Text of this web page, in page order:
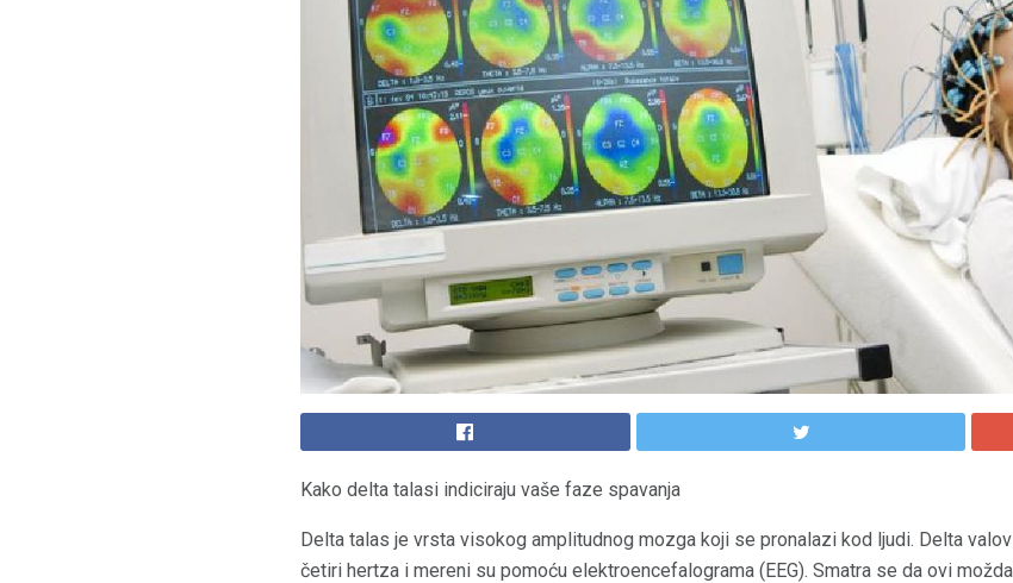
Kako delta talasi indiciraju vaše faze spavanja
Delta talas je vrsta visokog amplitudnog mozga koji se pronalazi kod ljudi. Delta
četiri hertza i mereni su pomoću elektroencefalograma (EEG). Smatra se da ovi